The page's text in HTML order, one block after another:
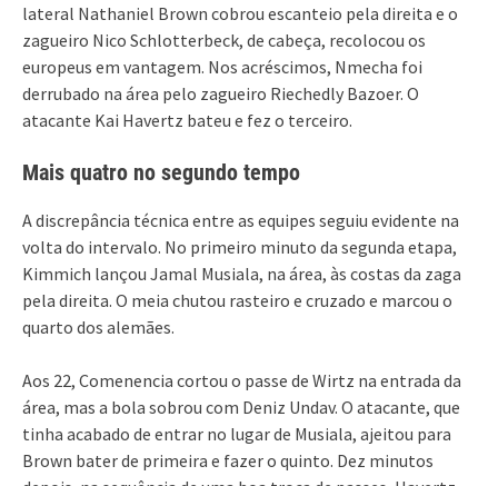
lateral Nathaniel Brown cobrou escanteio pela direita e o
zagueiro Nico Schlotterbeck, de cabeça, recolocou os
europeus em vantagem. Nos acréscimos, Nmecha foi
derrubado na área pelo zagueiro Riechedly Bazoer. O
atacante Kai Havertz bateu e fez o terceiro.
Mais quatro no segundo tempo
A discrepância técnica entre as equipes seguiu evidente na
volta do intervalo. No primeiro minuto da segunda etapa,
Kimmich lançou Jamal Musiala, na área, às costas da zaga
pela direita. O meia chutou rasteiro e cruzado e marcou o
quarto dos alemães.
Aos 22, Comenencia cortou o passe de Wirtz na entrada da
área, mas a bola sobrou com Deniz Undav. O atacante, que
tinha acabado de entrar no lugar de Musiala, ajeitou para
Brown bater de primeira e fazer o quinto. Dez minutos